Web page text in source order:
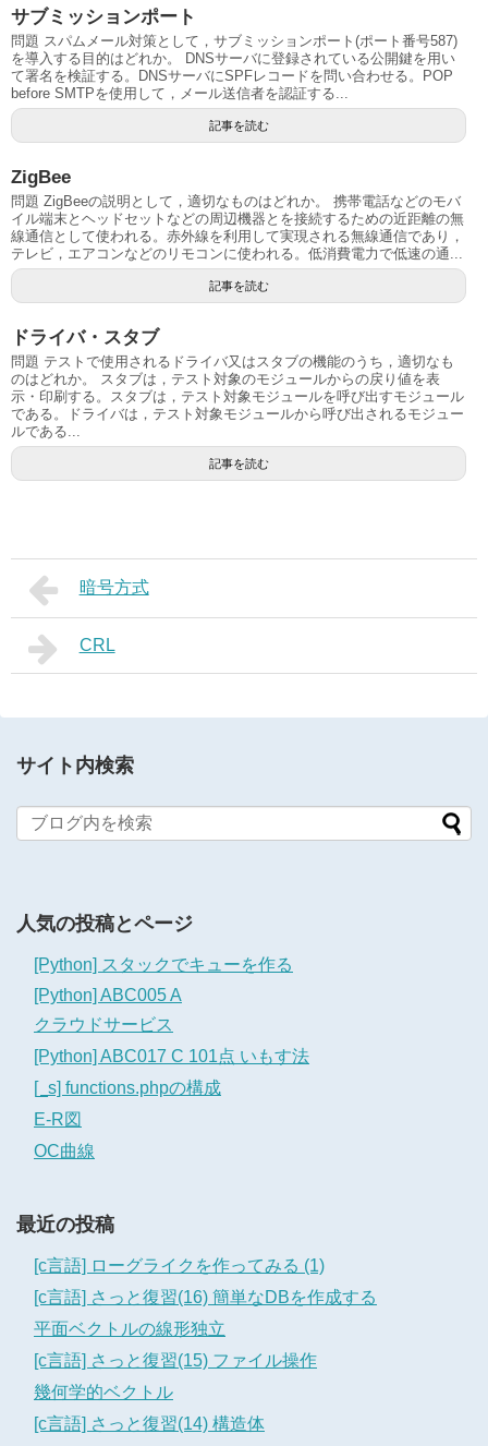
サブミッションポート
問題 スパムメール対策として，サブミッションポート(ポート番号587)
を導入する目的はどれか。 DNSサーバに登録されている公開鍵を用い
て署名を検証する。DNSサーバにSPFレコードを問い合わせる。POP
before SMTPを使用して，メール送信者を認証する...
記事を読む
ZigBee
問題 ZigBeeの説明として，適切なものはどれか。 携帯電話などのモバ
イル端末とヘッドセットなどの周辺機器とを接続するための近距離の無
線通信として使われる。赤外線を利用して実現される無線通信であり，
テレビ，エアコンなどのリモコンに使われる。低消費電力で低速の通...
記事を読む
ドライバ・スタブ
問題 テストで使用されるドライバ又はスタブの機能のうち，適切なも
のはどれか。 スタブは，テスト対象のモジュールからの戻り値を表
示・印刷する。スタブは，テスト対象モジュールを呼び出すモジュール
である。ドライバは，テスト対象モジュールから呼び出されるモジュー
ルである...
記事を読む
暗号方式
CRL
サイト内検索
人気の投稿とページ
[Python] スタックでキューを作る
[Python] ABC005 A
クラウドサービス
[Python] ABC017 C 101点 いもす法
[_s] functions.phpの構成
E-R図
OC曲線
最近の投稿
[c言語] ローグライクを作ってみる (1)
[c言語] さっと復習(16) 簡単なDBを作成する
平面ベクトルの線形独立
[c言語] さっと復習(15) ファイル操作
幾何学的ベクトル
[c言語] さっと復習(14) 構造体